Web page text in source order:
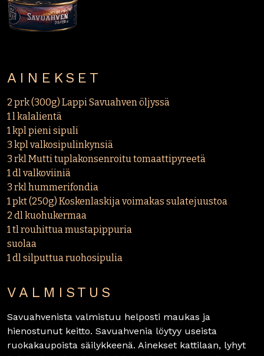
AINEKSET
2 prk (300g) Lappi Savuahven öljyssä
1 l kalalientä
1 kpl pieni sipuli
3 kpl valkosipulinkynsiä
3 rkl Mutti tuplakonsenroitu tomaattipyreetä
1 dl valkoviiniä
3 rkl hummerifondia
1 pkt (250g) Koskenlaskija voimakas sulatejuustoa
2 dl kuohukermaa
1 tl rouhittua mustapippuria
suolaa
1 dl silputtua ruohosipulia
VALMISTUS
Savuahvenista valmistuu helposti maukas ja
hienostunut keitto. Savuahvenia löytyy useista
ruokakaupoista säilykkeenä. Ainekset kattilaan, lyhyt